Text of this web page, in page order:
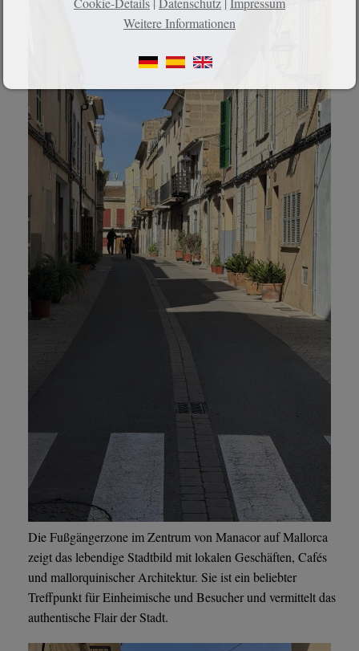
Die Fußgängerzone im Zentrum von Manacor auf Mallorca
zeigt das lebendige Stadtbild mit lokalen Geschäften, Cafés
und mallorquinischer Architektur. Sie ist ein beliebter
Treffpunkt für Einheimische und Besucher und vermittelt das
authentische Flair der Stadt.
Weitere Informationen